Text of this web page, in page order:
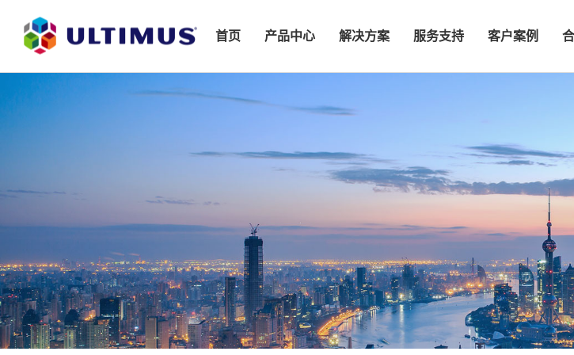
首页 产品中心 解决方案 服务支持 客户案例